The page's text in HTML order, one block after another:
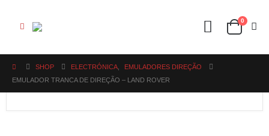
0
SHOP ELECTRÓNICA
EMULADORES DIREÇÃO
EMULADOR TRANCA DE DIREÇÃO – LAND ROVER